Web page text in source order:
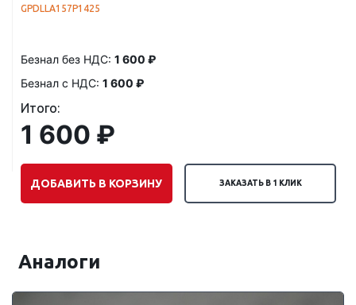
GPDLLA157P1425
Безнал без НДС: 1 600 ₽
Безнал с НДС: 1 600 ₽
Итого:
1 600 ₽
ДОБАВИТЬ В КОРЗИНУ ЗАКАЗАТЬ В 1 КЛИК
Аналоги